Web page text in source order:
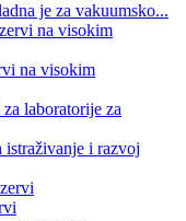
je za vakuumsko...
na visokim
i razvoj